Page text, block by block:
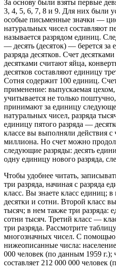
За основу были взяты первые
3, 4, 5, 6, 7, 8 и 9. Для них были
особые письменные значки —
натуральных чисел составляют
называется разрядом единиц.
— десять (десяток) — берется за
разряда десятков. Счет
десятками считают яйца,
десятков составляют единицу
Сотня содержит 100 единиц.
применение: выпускаемая
учитывается не только
принимают за единицу
натуральных чисел, разряда
единицу пятого разряда —
классе вы выполняли действия
миллиона. Но счет можно
следующие разряды: десять
одну единицу нового разряда,
Чтобы удобнее читать,
три разряда, начиная с разряда
класс. Вы знаете класс единиц;
десятки и сотни. Второй класс
тысяч; в нем также три разряда:
сотни тысяч. Третий класс —
три разряда. Рассмотрите
многозначных чисел. С помощью
нижеописанные числа:
000 человек (по данным 1959
составляет 212 000 000 человек